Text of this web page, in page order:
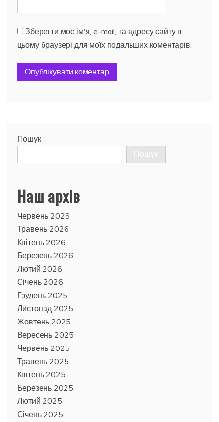
Зберегти моє ім'я, e-mail, та адресу сайту в
цьому браузері для моїх подальших коментарів.
Пошук
Пошук
Наш архів
Червень 2026
Травень 2026
Квітень 2026
Березень 2026
Лютий 2026
Січень 2026
Грудень 2025
Листопад 2025
Жовтень 2025
Вересень 2025
Червень 2025
Травень 2025
Квітень 2025
Березень 2025
Лютий 2025
Січень 2025